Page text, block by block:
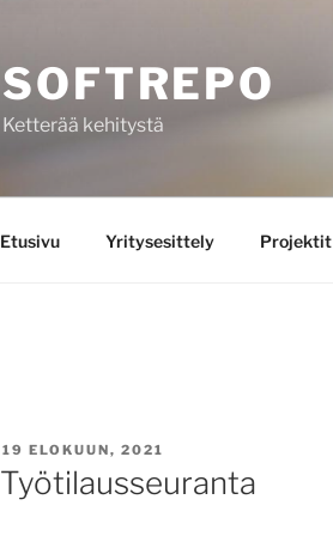
SOFTREPO
Ketterää kehitystä
Etusivu Yritysesittely Projektit
JULKAISTU
19 ELOKUUN, 2021
Työtilausseuranta